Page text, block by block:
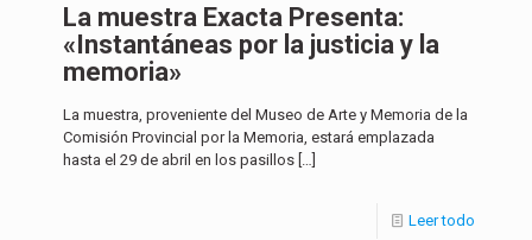
La muestra Exacta Presenta:
«Instantáneas por la justicia y la
memoria»
La muestra, proveniente del Museo de Arte y Memoria de la
Comisión Provincial por la Memoria, estará emplazada
hasta el 29 de abril en los pasillos […]
Leer todo